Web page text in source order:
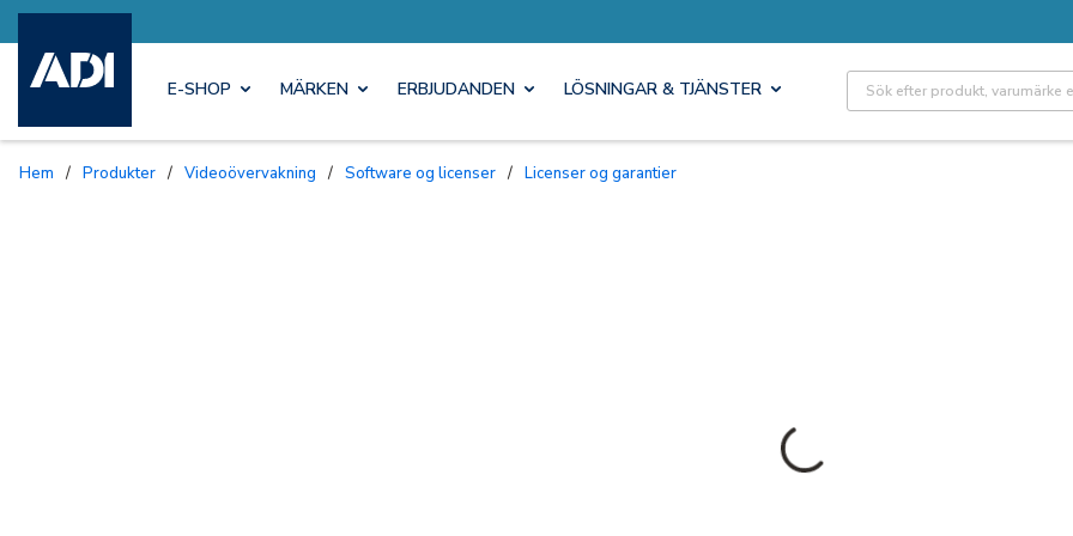
E-SHOP MÄRKEN ERBJUDANDEN LÖSNINGAR & TJÄNSTER Site Search
Hem / Produkter / Videoövervakning / Software og licenser / Licenser og garantier